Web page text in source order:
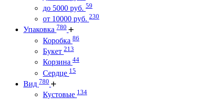
до 5000 руб. 59
от 10000 руб. 230
Упаковка 780
Коробка 86
Букет 213
Корзина 44
Сердце 15
Вид 780
Кустовые 134